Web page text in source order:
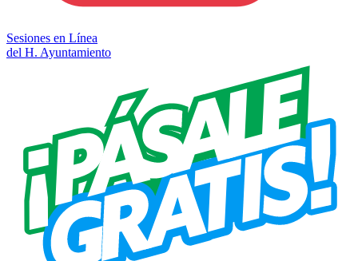
Sesiones en Línea
del H. Ayuntamiento